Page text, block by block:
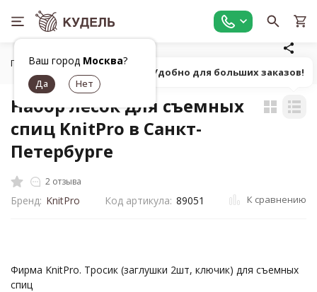
Ваш город Москва?
Главная Все для вязания
Набор лесок для съемных
спиц KnitPro в Санкт-
Петербурге
2 отзыва
Бренд: KnitPro Код артикула: 89051 К сравнению
Фирма KnitPro. Тросик (заглушки 2шт, ключик) для съемных
спиц
Попробуй! Удобно для больших заказов!